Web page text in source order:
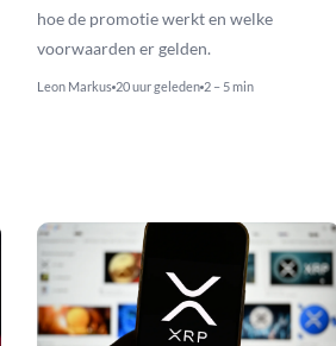
hoe de promotie werkt en welke
voorwaarden er gelden.
Leon Markus 20 uur geleden 2 – 5 min